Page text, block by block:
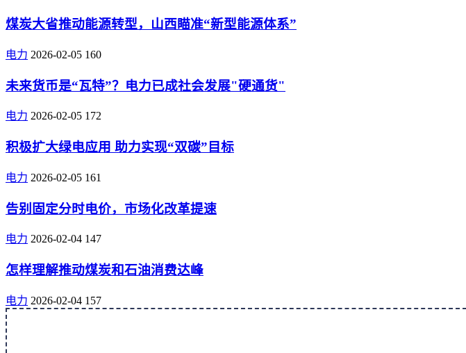
煤炭大省推动能源转型，山西瞄准“新型能源体系”
电力 2026-02-05 160
未来货币是“瓦特”？电力已成社会发展"硬通货"
电力 2026-02-05 172
积极扩大绿电应用 助力实现“双碳”目标
电力 2026-02-05 161
告别固定分时电价，市场化改革提速
电力 2026-02-04 147
怎样理解推动煤炭和石油消费达峰
电力 2026-02-04 157